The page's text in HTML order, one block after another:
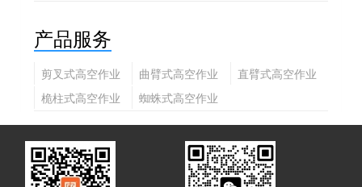
产品服务
剪叉式高空作业
平台
曲臂式高空作业
平台
直臂式高空作业
桅柱式高空作业
蜘蛛式高空作业